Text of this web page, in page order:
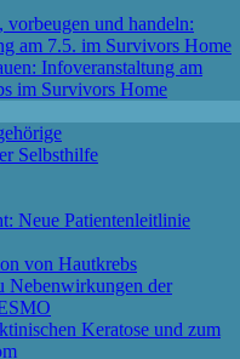
vorbeugen und handeln:
am 7.5. im Survivors Home
Infoveranstaltung am
im Survivors Home
Selbsthilfe
Neue Patientenleitlinie
von Hautkrebs
Nebenwirkungen der
Keratose und zum